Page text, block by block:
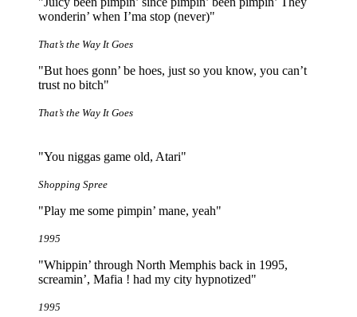
wonderin’ when I’ma stop (never)"
That’s the Way It Goes
"But hoes gonn’ be hoes, just so you know, you can’t
trust no bitch"
That’s the Way It Goes
"You niggas game old, Atari"
Shopping Spree
"Play me some pimpin’ mane, yeah"
1995
"Whippin’ through North Memphis back in 1995,
screamin’, Mafia ! had my city hypnotized"
1995